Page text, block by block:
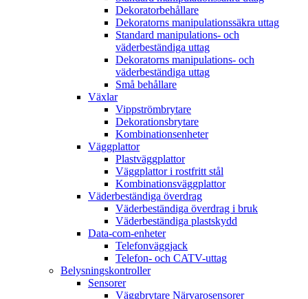
Dekoratorbehållare
Dekoratorns manipulationssäkra uttag
Standard manipulations- och
väderbeständiga uttag
Dekoratorns manipulations- och
väderbeständiga uttag
Små behållare
Växlar
Vippströmbrytare
Dekorationsbrytare
Kombinationsenheter
Väggplattor
Plastväggplattor
Väggplattor i rostfritt stål
Kombinationsväggplattor
Väderbeständiga överdrag
Väderbeständiga överdrag i bruk
Väderbeständiga plastskydd
Data-com-enheter
Telefonväggjack
Telefon- och CATV-uttag
Belysningskontroller
Sensorer
Väggbrytare Närvarosensorer